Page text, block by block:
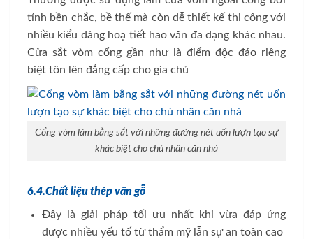
tính bền chắc, bề thế mà còn dễ thiết kế thi công với
nhiều kiểu dáng hoạ tiết hao văn đa dạng khác nhau.
Cửa sắt vòm cổng gần như là điểm độc đáo riêng
biệt tôn lên đẳng cấp cho gia chủ
Cổng vòm làm bằng sắt với những đường nét uốn lượn tạo sự
khác biệt cho chủ nhân căn nhà
6.4.Chất liệu thép vân gỗ
Đây là giải pháp tối ưu nhất khi vừa đáp ứng
được nhiều yếu tố từ thẩm mỹ lẫn sự an toàn cao